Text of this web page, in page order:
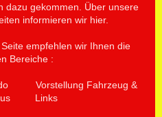
dazu gekommen. Über unsere
informieren wir hier.
empfehlen wir Ihnen die
Bereiche :
Fahrzeug &
Links